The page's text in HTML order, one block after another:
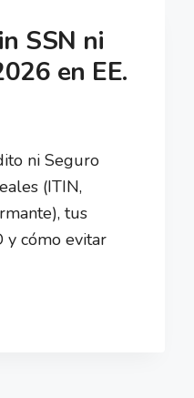
SSN ni
en EE.
ni Seguro
(ITIN,
tus
y cómo evitar